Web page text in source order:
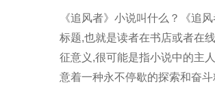
《追风者》小说叫什么？《追
标题,也就是读者在书店或者在
征意义,很可能是指小说中的主
意着一种永不停歇的探索和奋斗